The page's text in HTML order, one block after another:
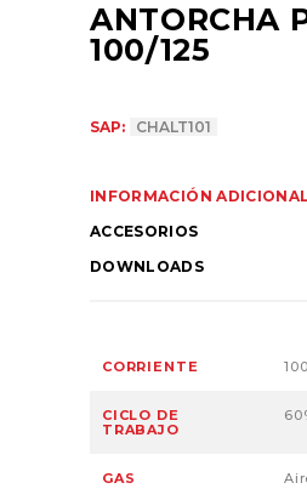
ANTORCHA
100/125
SAP: CHALT101
INFORMACIÓN ADICIONAL
ACCESORIOS
DOWNLOADS
CORRIENTE
CICLO DE
TRABAJO
GAS